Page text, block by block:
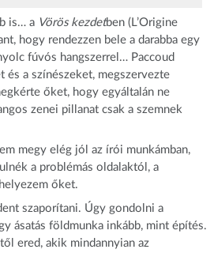
is… a Vörös kezdetben (L’Origine
hogy rendezzen bele a darabba egy
fúvós hangszerrel… Paccoud
és a színészeket, megszervezte
őket, hogy egyáltalán ne
zenei pillanat csak a szemnek
megy elég jól az írói munkámban,
a problémás oldalaktól, a
őket.
szaporítani. Úgy gondolni a
ásatás földmunka inkább, mint építés.
ered, akik mindannyian az